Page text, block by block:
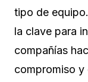
tipo de
la clave para
compañías
compromiso y